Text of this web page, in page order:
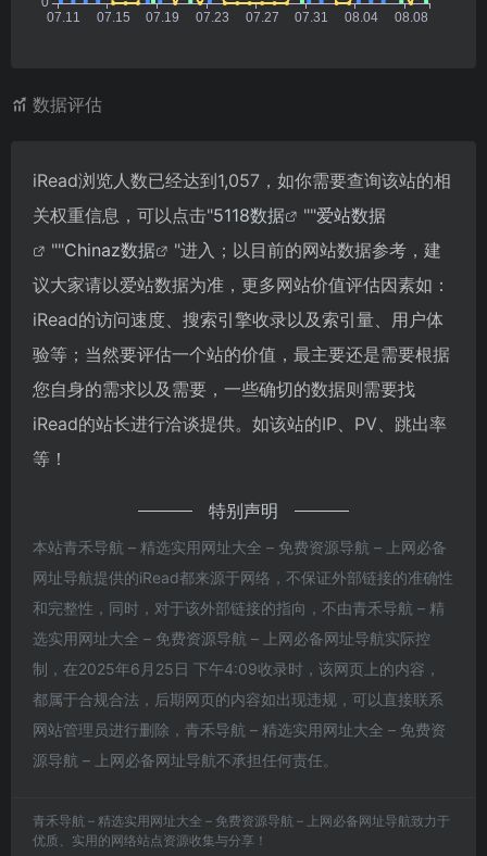
数据评估
iRead浏览人数已经达到1,057，如你需要查询该站的相
关权重信息，可以点击"5118数据 ""爱站数据
""Chinaz数据
"进入；以目前的网站数据参考，建
议大家请以爱站数据为准，更多网站价值评估因素如：
iRead的访问速度、搜索引擎收录以及索引量、用户体
验等；当然要评估一个站的价值，最主要还是需要根据
您自身的需求以及需要，一些确切的数据则需要找
iRead的站长进行洽谈提供。如该站的IP、PV、跳出率
等！
特别声明
本站青禾导航 – 精选实用网址大全 – 免费资源导航 – 上网必备
网址导航提供的iRead都来源于网络，不保证外部链接的准确性
和完整性，同时，对于该外部链接的指向，不由青禾导航 – 精
选实用网址大全 – 免费资源导航 – 上网必备网址导航实际控
制，在2025年6月25日 下午4:09收录时，该网页上的内容，
都属于合规合法，后期网页的内容如出现违规，可以直接联系
网站管理员进行删除，青禾导航 – 精选实用网址大全 – 免费资
源导航 – 上网必备网址导航不承担任何责任。
青禾导航 – 精选实用网址大全 – 免费资源导航 – 上网必备网址导航致力于
优质、实用的网络站点资源收集与分享！